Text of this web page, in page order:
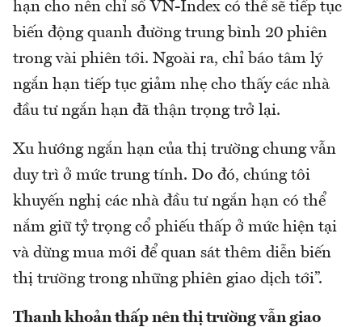
hạn cho nên chỉ số VN-Index có thể sẽ tiếp tục
biến động quanh đường trung bình 20 phiên
trong vài phiên tới. Ngoài ra, chỉ báo tâm lý
ngắn hạn tiếp tục giảm nhẹ cho thấy các nhà
đầu tư ngắn hạn đã thận trọng trở lại.
Xu hướng ngắn hạn của thị trường chung vẫn
duy trì ở mức trung tính. Do đó, chúng tôi
khuyến nghị các nhà đầu tư ngắn hạn có thể
nắm giữ tỷ trọng cổ phiếu thấp ở mức hiện tại
và dừng mua mới để quan sát thêm diễn biến
thị trường trong những phiên giao dịch tới”.
Thanh khoản thấp nên thị trường vẫn giao